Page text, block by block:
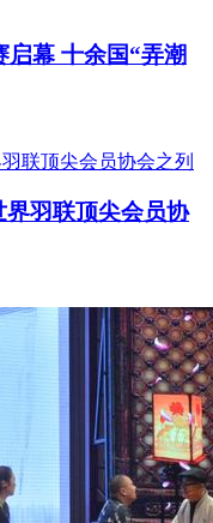
启幕 十余国“弄潮
羽联顶尖会员协